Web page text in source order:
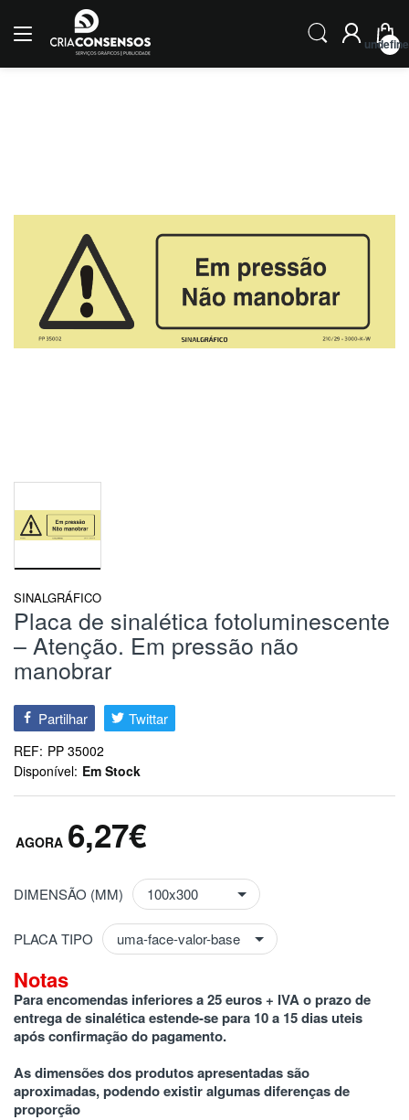
SINALGRÁFICO
Placa de sinalética fotoluminescente
– Atenção. Em pressão não
manobrar
Partilhar Twittar
REF: PP 35002
Disponível: Em Stock
6,27€
DIMENSÃO (MM)
PLACA TIPO
Notas
Para encomendas inferiores a 25 euros + IVA o prazo de
entrega de sinalética estende-se para 10 a 15 dias uteis
após confirmação do pagamento.
As dimensões dos produtos apresentadas são
aproximadas, podendo existir algumas diferenças de
proporção